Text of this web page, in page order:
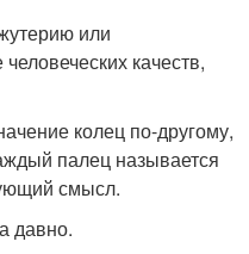
или
качеств,
колец по-другому,
палец называется
смысл.
давно.